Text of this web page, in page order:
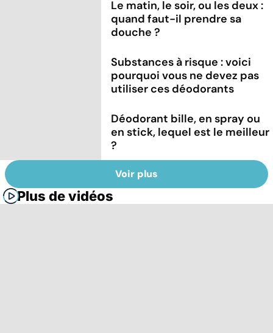
Le matin, le soir, ou les deux :
quand faut-il prendre sa
douche ?
Substances à risque : voici
pourquoi vous ne devez pas
utiliser ces déodorants
Déodorant bille, en spray ou
en stick, lequel est le meilleur
?
Voir plus
Plus de vidéos